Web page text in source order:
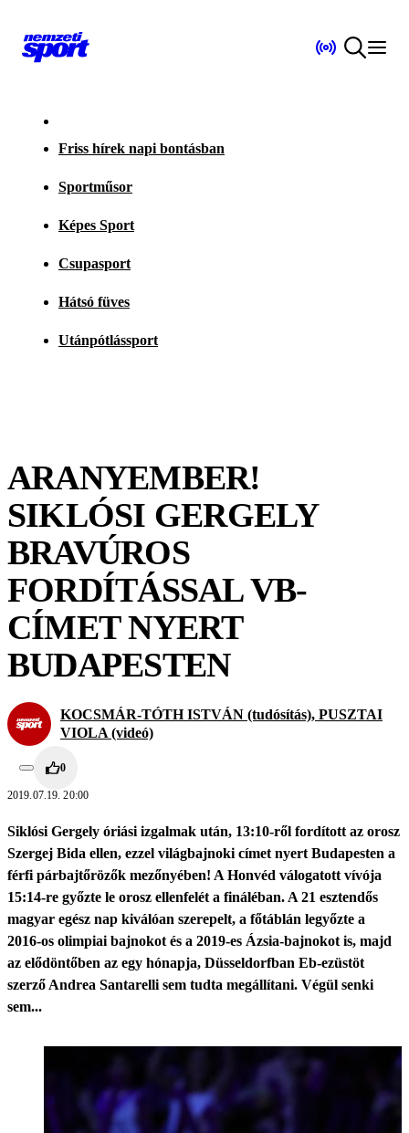
Friss hírek napi bontásban
Sportműsor
Képes Sport
Csupasport
Hátsó füves
Utánpótlássport
ARANYEMBER!
SIKLÓSI GERGELY
BRAVÚROS
FORDÍTÁSSAL VB-
CÍMET NYERT
BUDAPESTEN
KOCSMÁR-TÓTH ISTVÁN (tudósítás), PUSZTAI
VIOLA (videó)
0
2019.07.19. 20:00
Siklósi Gergely óriási izgalmak után, 13:10-ről fordított az orosz
Szergej Bida ellen, ezzel világbajnoki címet nyert Budapesten a
férfi párbajtőrözők mezőnyében! A Honvéd válogatott vívója
15:14-re győzte le orosz ellenfelét a fináléban. A 21 esztendős
magyar egész nap kiválóan szerepelt, a főtáblán legyőzte a
2016-os olimpiai bajnokot és a 2019-es Ázsia-bajnokot is, majd
az elődöntőben az egy hónapja, Düsseldorfban Eb-ezüstöt
szerző Andrea Santarelli sem tudta megállítani. Végül senki
sem...